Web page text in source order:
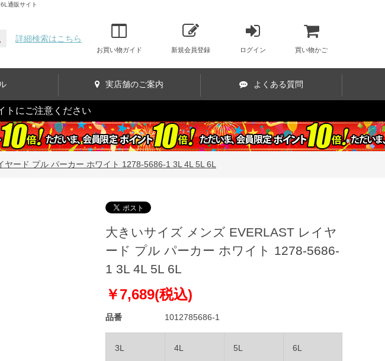
通販サイト
詳細検索はこちら
お買い物ガイド 新規会員登録 ログイン 買い物かご
実店舗のご案内 よくある質問
トにご注意ください
ード プル パーカー ホワイト 1278-5686-1 3L 4L 5L 6L
大きいサイズ メンズ EVERLAST レイヤ
ード プル パーカー ホワイト 1278-5686-
1 3L 4L 5L 6L
￥7,689(税込)
品番 1012785686-1
3L 4L 5L 6L